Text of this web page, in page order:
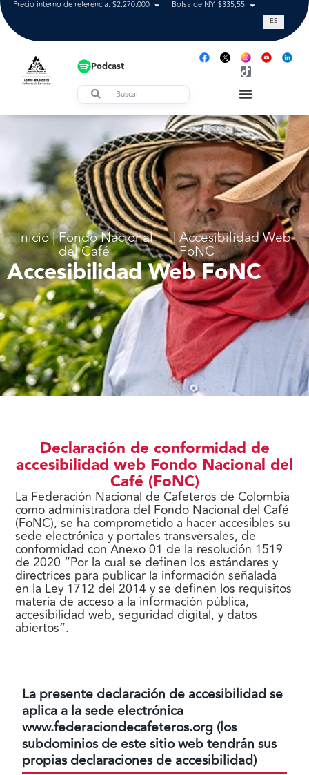
Precio interno de referencia: $2.270.000 Bolsa de NY: $335,55 Tasa de
ES
Podcast
Inicio|Fondo Nacional
del Café
| Accesibilidad Web
FoNC
Accesibilidad Web FoNC
Declaración de conformidad de
accesibilidad web Fondo Nacional del
Café (FoNC)
La Federación Nacional de Cafeteros de Colombia
como administradora del Fondo Nacional del Café
(FoNC), se ha comprometido a hacer accesibles su
sede electrónica y portales transversales, de
conformidad con Anexo 01 de la resolución 1519
de 2020 “Por la cual se definen los estándares y
directrices para publicar la información señalada
en la Ley 1712 del 2014 y se definen los requisitos
materia de acceso a la información pública,
accesibilidad web, seguridad digital, y datos
abiertos”.
La presente declaración de accesibilidad se
aplica a la sede electrónica
www.federaciondecafeteros.org (los
subdominios de este sitio web tendrán sus
propias declaraciones de accesibilidad)